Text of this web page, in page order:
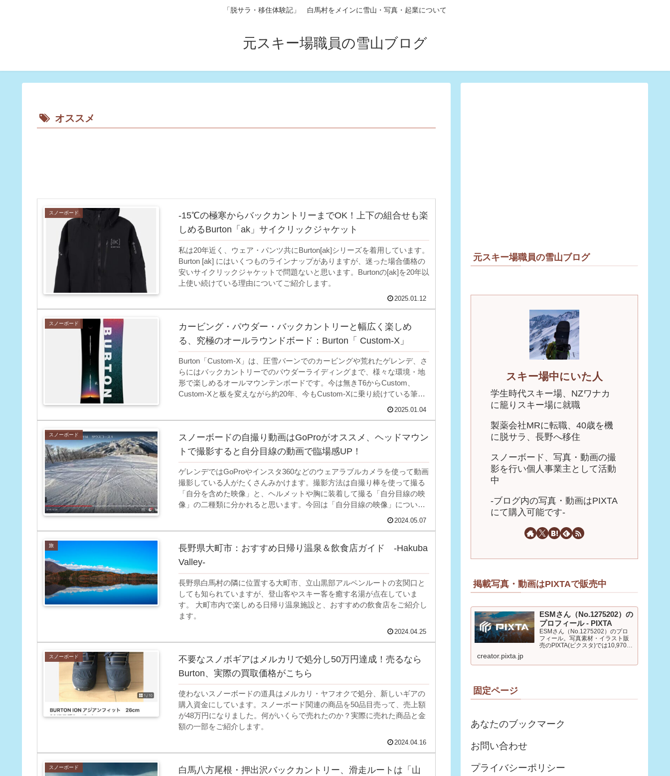
「脱サラ・移住体験記」 白馬村をメインに雪山・写真・起業について
元スキー場職員の雪山ブログ
オススメ
スノーボード
-15℃の極寒からバックカントリーまでOK！上下の組合せも楽
しめるBurton「ak」サイクリックジャケット
私は20年近く、ウェア・パンツ共にBurton[ak]シリーズを着用しています。
Burton [ak] にはいくつものラインナップがありますが、迷った場合価格の
安いサイクリックジャケットで問題ないと思います。Burtonの[ak]を20年以
上使い続けている理由についてご紹介します。
2025.01.12
スノーボード
カービング・パウダー・バックカントリーと幅広く楽しめ
る、究極のオールラウンドボード：Burton「 Custom-X」
Burton「Custom-X」は、圧雪バーンでのカービングや荒れたゲレンデ、さ
らにはバックカントリーでのパウダーライディングまで、様々な環境・地
形で楽しめるオールマウンテンボードです。今は無きT6からCustom、
Custom-Xと板を変えながら約20年、今もCustom-Xに乗り続けている筆者
2025.01.04
スノーボード
スノーボードの自撮り動画はGoProがオススメ、ヘッドマウン
トで撮影すると自分目線の動画で臨場感UP！
ゲレンデではGoProやインスタ360などのウェアラブルカメラを使って動画
撮影している人がたくさんみかけます。撮影方法は自撮り棒を使って撮る
「自分を含めた映像」と、ヘルメットや胸に装着して撮る「自分目線の映
像」の二種類に分かれると思います。今回は「自分目線の映像」について
2024.05.07
旅
長野県大町市：おすすめ日帰り温泉＆飲食店ガイド -Hakuba
Valley-
長野県白馬村の隣に位置する大町市、立山黒部アルペンルートの玄関口と
しても知られていますが、登山客やスキー客を癒す名湯が点在していま
す。 大町市内で楽しめる日帰り温泉施設と、おすすめの飲食店をご紹介し
ます。
2024.04.25
スノーボード
不要なスノボギアはメルカリで処分し50万円達成！売るなら
Burton、実際の買取価格がこちら
使わないスノーボードの道具はメルカリ・ヤフオクで処分、新しいギアの
購入資金にしています。スノーボード関連の商品を50品目売って、売上額
が48万円になりました。何がいくらで売れたのか？実際に売れた商品と金
額の一部をご紹介します。
2024.04.16
スノーボード
白馬八方尾根・押出沢バックカントリー、滑走ルートは「山
元スキー場職員の雪山ブログ
スキー場中にいた人
学生時代スキー場、NZワナカ
に籠りスキー場に就職
製薬会社MRに転職、40歳を機
に脱サラ、長野へ移住
スノーボード、写真・動画の撮
影を行い個人事業主として活動
中
-ブログ内の写真・動画はPIXTA
にて購入可能です-
掲載写真・動画はPIXTAで販売中
ESMさん（No.1275202）の
プロフィール - PIXTA
ESMさん（No.1275202）のプロ
フィール。写真素材・イラスト販
売のPIXTA(ピクスタ)では10,970万
購入可能です。毎週更新の無料素
creator.pixta.jp
固定ページ
あなたのブックマーク
お問い合わせ
プライバシーポリシー